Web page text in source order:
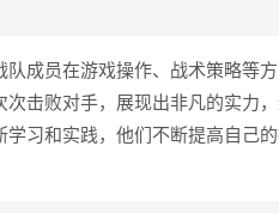
成员在游戏操作、战术策略等
击败对手，展现出非凡的实力，
习和实践，他们不断提高自己